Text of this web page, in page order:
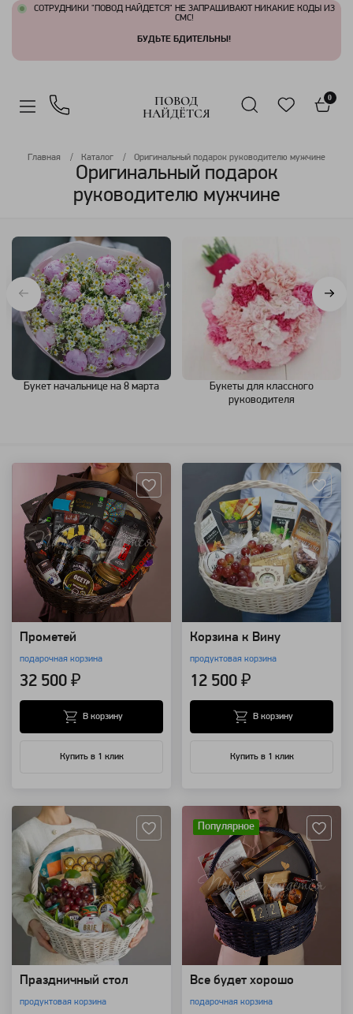
СОТРУДНИКИ "ПОВОД НАЙДЕТСЯ" НЕ ЗАПРАШИВАЮТ НИКАКИЕ КОДЫ ИЗ
СМС!
БУДЬТЕ БДИТЕЛЬНЫ!
ПОВОД
НАЙДЁТСЯ
0
Главная Каталог Оригинальный подарок руководителю мужчине
Оригинальный подарок
руководителю мужчине
Букет начальнице на 8 марта
Букеты для классного
руководителя
Прометей
подарочная корзина
32 500 ₽
Купить в 1 клик
В корзину
Корзина к Вину
продуктовая корзина
12 500 ₽
Купить в 1 клик
В корзину
Праздничный стол
продуктовая корзина
Популярное
Все будет хорошо
подарочная корзина